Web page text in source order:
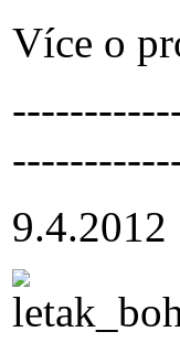
Více o
9.4.2012